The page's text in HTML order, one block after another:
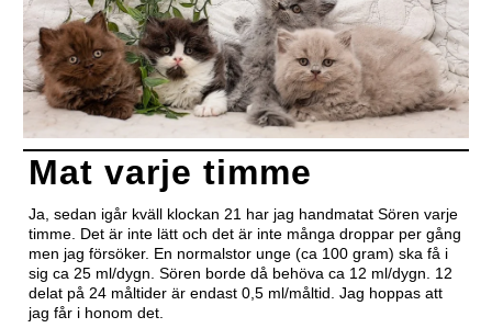
Mat varje timme
Ja, sedan igår kväll klockan 21 har jag handmatat Sören varje
timme. Det är inte lätt och det är inte många droppar per gång
men jag försöker. En normalstor unge (ca 100 gram) ska få i
sig ca 25 ml/dygn. Sören borde då behöva ca 12 ml/dygn. 12
delat på 24 måltider är endast 0,5 ml/måltid. Jag hoppas att
jag får i honom det.